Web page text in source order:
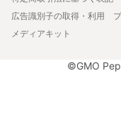
広告識別子の取得・利用
メディアキット
©GMO